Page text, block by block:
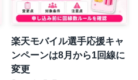
楽天モバイル選手応援キャ
ンペーンは8月から1回線に
変更